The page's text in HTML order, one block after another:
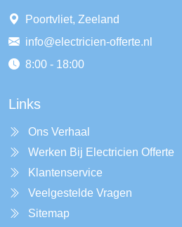
Poortvliet, Zeeland
info@electricien-offerte.nl
8:00 - 18:00
Links
Ons Verhaal
Werken Bij Electricien Offerte
Klantenservice
Veelgestelde Vragen
Sitemap